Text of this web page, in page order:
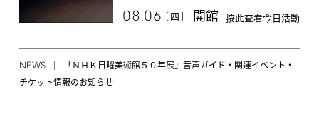
08.06 [ 四 ] 開館 按此查看今日活動
NEWS
「ＮＨＫ日曜美術館５０年展」音声ガイド・関連イベント・
チケット情報のお知らせ